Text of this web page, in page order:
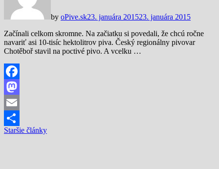
by oPive.sk23. januára 201523. januára 2015
Začínali celkom skromne. Na začiatku si povedali, že chcú ročne
navariť asi 10-tisíc hektolitrov piva. Český regionálny pivovar
Chotěboř stavil na poctivé pivo. A vcelku …
Facebook
Mastodon
Email
Share
Navigácia
Staršie články